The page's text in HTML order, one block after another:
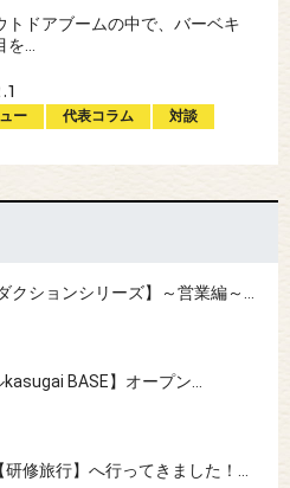
トドアブームの中で、バーベキ
...
ー 代表コラム 対談
クションシリーズ】～営業編～…
kasugai BASE】オープン…
研修旅行】へ行ってきました！…